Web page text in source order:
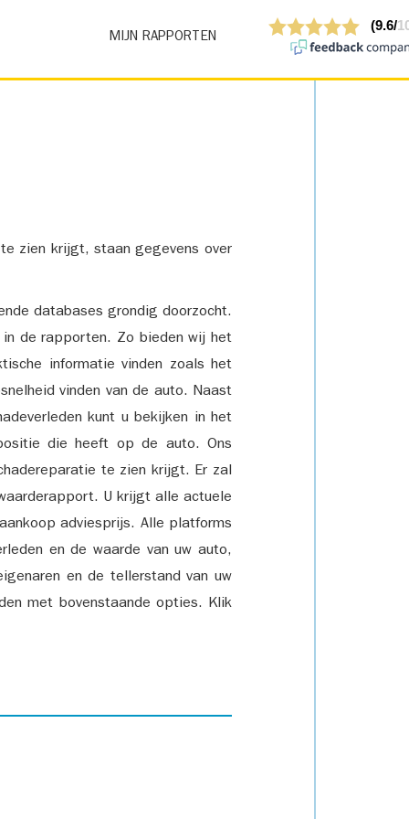
MIJN RAPPORTEN
zien krijgt, staan gegevens over
databases grondig doorzocht.
de rapporten. Zo bieden wij het
informatie vinden zoals het
vinden van de auto. Naast
kunt u bekijken in het
die heeft op de auto. Ons
te zien krijgt. Er zal
U krijgt alle actuele
adviesprijs. Alle platforms
en de waarde van uw auto,
en de tellerstand van uw
met bovenstaande opties. Klik